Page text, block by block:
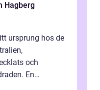
Hagberg
ursprung hos de
och
En